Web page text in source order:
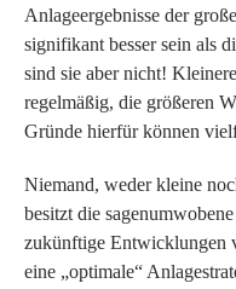
Anlageergebnisse der
signifikant besser sein als
sind sie aber nicht!
regelmäßig, die größeren
Gründe hierfür können
Niemand, weder kleine
besitzt die
zukünftige Entwicklungen
eine „optimale“